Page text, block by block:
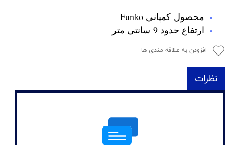
محصول کمپانی Funko
ارتفاع حدود 9 سانتی متر
افزودن به علاقه مندی ها
نظرات